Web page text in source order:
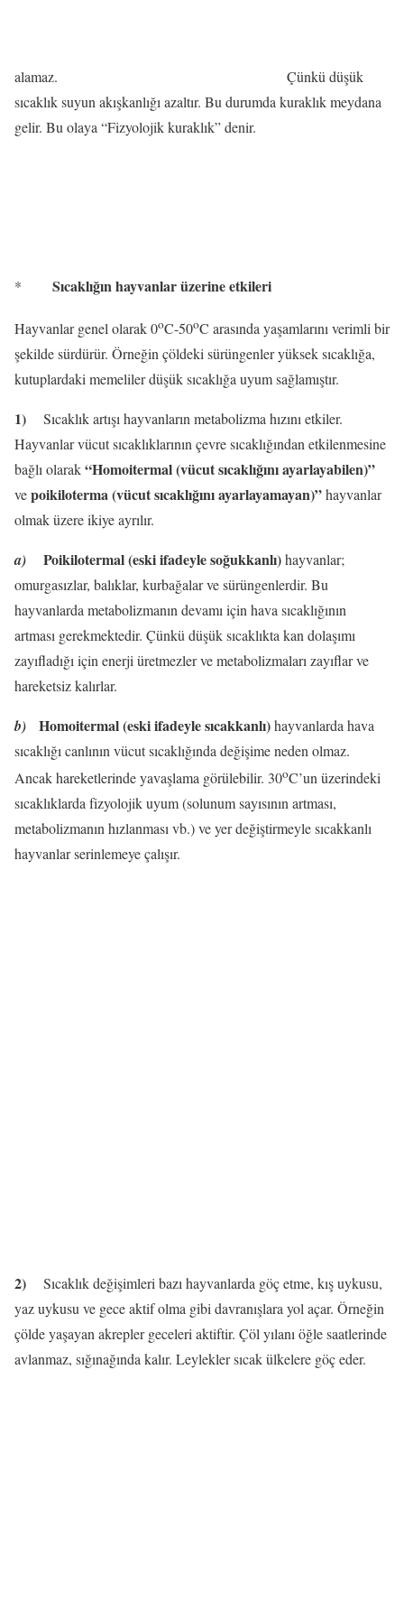
alamaz.
Çünkü düşük
sıcaklık suyun akışkanlığı azaltır. Bu durumda kuraklık meydana
gelir. Bu olaya “Fizyolojik kuraklık” denir.
* Sıcaklığın hayvanlar üzerine etkileri
Hayvanlar genel olarak 0oC-50oC arasında yaşamlarını verimli bir
şekilde sürdürür. Örneğin çöldeki sürüngenler yüksek sıcaklığa,
kutuplardaki memeliler düşük sıcaklığa uyum sağlamıştır.
1)
Sıcaklık artışı hayvanların metabolizma hızını etkiler.
Hayvanlar vücut sıcaklıklarının çevre sıcaklığından etkilenmesine
bağlı olarak“Homoitermal (vücut sıcaklığını ayarlayabilen)”
vepoikiloterma (vücut sıcaklığını ayarlayamayan)”hayvanlar
olmak üzere ikiye ayrılır.
a) Poikilotermal (eski ifadeyle soğukkanlı)hayvanlar;
omurgasızlar, balıklar, kurbağalar ve sürüngenlerdir. Bu
hayvanlarda metabolizmanın devamı için hava sıcaklığının
artması gerekmektedir. Çünkü düşük sıcaklıkta kan dolaşımı
zayıfladığı için enerji üretmezler ve metabolizmaları zayıflar ve
hareketsiz kalırlar.
b) Homoitermal (eski ifadeyle sıcakkanlı)hayvanlarda hava
sıcaklığı canlının vücut sıcaklığında değişime neden olmaz.
Ancak hareketlerinde yavaşlama görülebilir. 30oC’un üzerindeki
sıcaklıklarda fizyolojik uyum (solunum sayısının artması,
metabolizmanın hızlanması vb.) ve yer değiştirmeyle sıcakkanlı
hayvanlar serinlemeye çalışır.
2)
Sıcaklık değişimleri bazı hayvanlarda göç etme, kış uykusu,
yaz uykusu ve gece aktif olma gibi davranışlara yol açar. Örneğin
çölde yaşayan akrepler geceleri aktiftir. Çöl yılanı öğle saatlerinde
avlanmaz, sığınağında kalır. Leylekler sıcak ülkelere göç eder.